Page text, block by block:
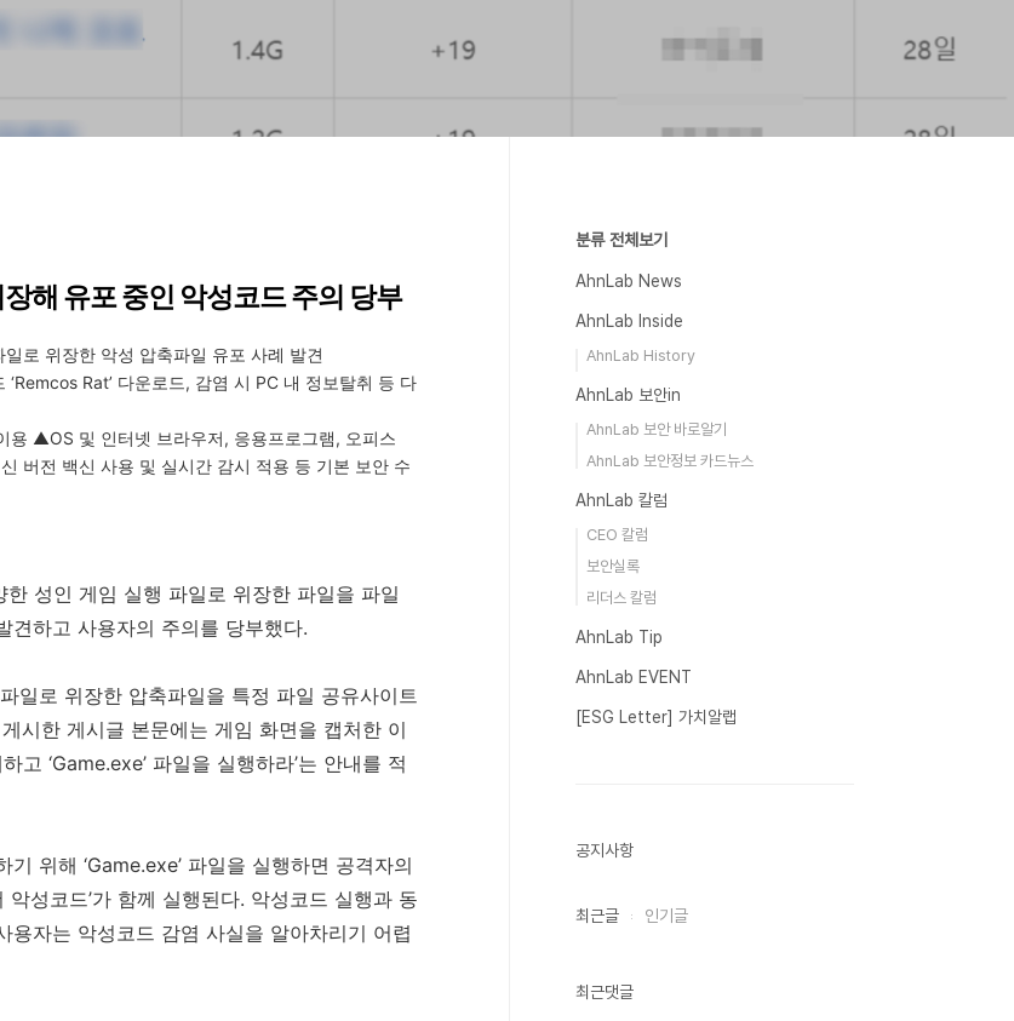
해 유포 중인 악성코드 주의 당부
로 위장한 악성 압축파일 유포 사례 발견
‘Remcos Rat’ 다운로드, 감염 시 PC 내 정보탈취 등 다
용 ▲OS 및 인터넷 브라우저, 응용프로그램, 오피스
버전 백신 사용 및 실시간 감시 적용 등 기본 보안 수
한 성인 게임 실행 파일로 위장한 파일을 파일
견하고 사용자의 주의를 당부했다.
일로 위장한 압축파일을 특정 파일 공유사이트
시한 게시글 본문에는 게임 화면을 캡처한 이
고 ‘Game.exe’ 파일을 실행하라’는 안내를 적
기 위해 ‘Game.exe’ 파일을 실행하면 공격자의
성코드’가 함께 실행된다. 악성코드 실행과 동
자는 악성코드 감염 사실을 알아차리기 어렵
분류 전체보기
AhnLab News
AhnLab Inside
AhnLab History
AhnLab 보안in
AhnLab 보안 바로알기
AhnLab 보안정보 카드뉴스
AhnLab 칼럼
CEO 칼럼
보안실록
리더스 칼럼
AhnLab Tip
AhnLab EVENT
[ESG Letter] 가치알랩
공지사항
최근글 인기글
최근댓글